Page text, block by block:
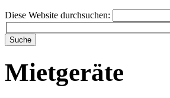
Diese Website durchsuchen:
Mietgeräte